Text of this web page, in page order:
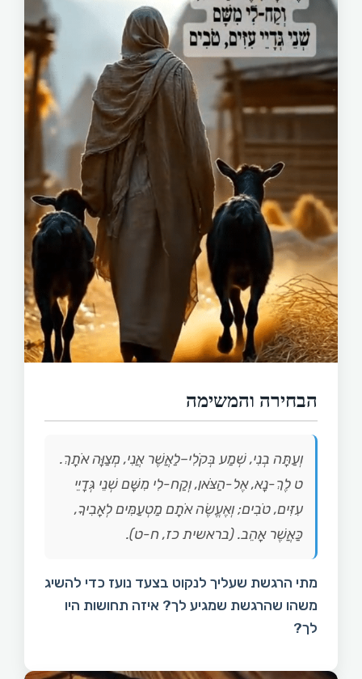
הבחירה והמשימה
וְעַתָּה בְנִי, שְׁמַע בְּקֹלִי–לַאֲשֶׁר אֲנִי, מְצַוָּה אֹתָךְ.
ט לֶךְ-נָא, אֶל-הַצֹּאן, וְקַח-לִי מִשָּׁם שְׁנֵי גְּדָיֵי
עִזִּים, טֹבִים; וְאֶעֱשֶׂה אֹתָם מַטְעַמִּים לְאָבִיךָ,
כַּאֲשֶׁר אָהֵב. (בראשית כז, ח-ט).
מתי הרגשת שעליך לנקוט בצעד נועז כדי להשיג
משהו שהרגשת שמגיע לך? איזה תחושות היו